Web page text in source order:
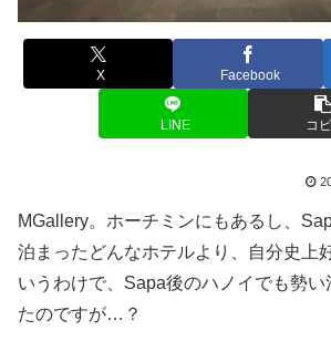
X Facebook
LINE コ
MGallery。ホーチミンにもあるし、
泊まったどんなホテルより、自分史上
いうわけで、Sapa後のハノイでも勢
たのですが…？